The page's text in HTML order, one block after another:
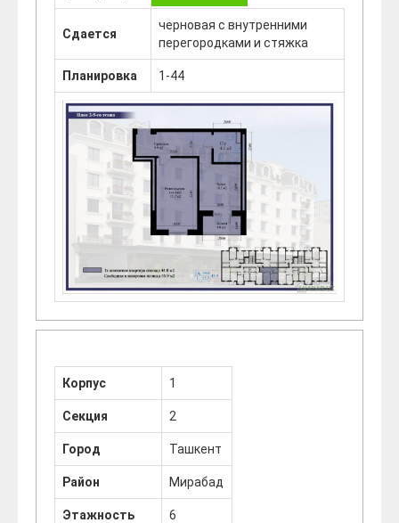
Сдается
черновая с внутренними
перегородками и стяжка
Планировка 1-44
Корпус 1
Секция 2
Город Ташкент
Район Мирабад
Этажность 6